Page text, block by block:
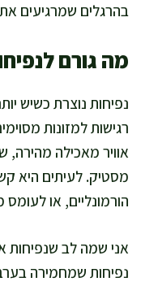
בהרגלים שמרגיעים
מה גורם
נפיחות נוצרת כשיש
רגישות למזונות
אוויר מאכילה מהירה,
מסטיק. לעיתים היא
הורמונליים, או
אני שמה לב שנפיחות
נפיחות שמחמירה